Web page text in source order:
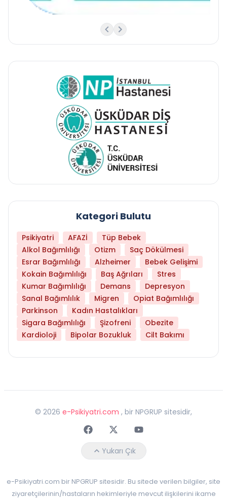
Kategori Bulutu
Psikiyatri AFAZİ
Tüp Bebek
Alkol Bağımlılığı
Otizm
Saç Dökülmesi
Esrar Bağımlılığı
Alzheimer
Bebek Gelişimi
Kokain Bağımlılığı
Baş Ağrıları
Stres
Kumar Bağımlılığı
Demans
Depresyon
Sanal Bağımlılık
Migren
Opiat Bağımlılığı
Parkinson
Kadın Hastalıkları
Sigara Bağımlılığı
Şizofreni
Obezite
Kardioloji
Bipolar Bozukluk Cilt Bakımı
© 2026 e-Psikiyatri.com , bir NPGRUP sitesidir,
FaceebokTwitterYoutube
Yukarı Çık
e-Psikiyatri.com bir NPGRUP sitesidir. Bu sitede verilen bilgiler, site
ziyaretçilerinin/hastaların hekimleriyle mevcut ilişkilerini ikame